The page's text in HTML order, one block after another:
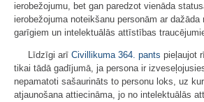
ierobežojumu, bet gan paredzot vienāda
ierobežojuma noteikšanu personām ar
garīgiem un intelektuālās attīstības
Līdzīgi arī Civillikuma 364. pants pieļaujot
tikai tādā gadījumā, ja persona ir
nepamatoti sašaurināts to personu loks, uz
atjaunošana attiecināma, jo no intelektuālās